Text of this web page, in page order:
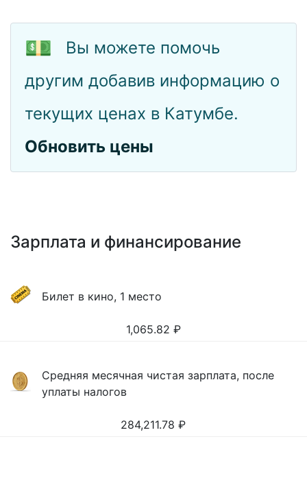
💵
Вы можете помочь
другим добавив информацию о
текущих ценах в Катумбе.
Обновить цены
Зарплата и финансирование
Билет в кино, 1 место
1,065.82 ₽
Средняя месячная чистая зарплата, после
уплаты налогов
284,211.78 ₽